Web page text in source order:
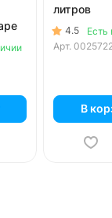
литров
4.5
Есть
Арт.
В